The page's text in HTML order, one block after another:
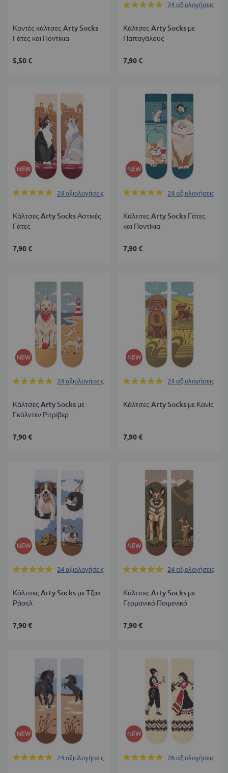
Κοντές κάλτσες Arty Socks
Γάτες και Ποντίκια
5,50 €
Βαθμολογία:
24αξιολογήσεις
Κάλτσες Arty Socks με
Παπαγάλους
7,90 €
Βαθμολογία:
24 αξιολογήσεις
Κάλτσες Arty Socks Αστικές
Γάτες
7,90 €
Βαθμολογία:
24αξιολογήσεις
Κάλτσες Arty Socks Γάτες
και Ποντίκια
7,90 €
Βαθμολογία:
24 αξιολογήσεις
Κάλτσες Arty Socks με
Γκόλντεν Ριτρίβερ
7,90 €
Βαθμολογία:
24αξιολογήσεις
Κάλτσες Arty Socks με Κανίς
7,90 €
Βαθμολογία:
24 αξιολογήσεις
Κάλτσες Arty Socks με Τζακ
Ράσελ
7,90 €
Βαθμολογία:
24αξιολογήσεις
Κάλτσες Arty Socks με
Γερμανικό Ποιμενικό
7,90 €
Βαθμολογία:
24 αξιολογήσεις
Βαθμολογία:
26αξιολογήσεις